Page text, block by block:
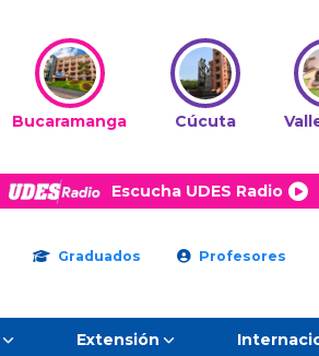
Bucaramanga Cúcuta
Escucha UDES Radio
Graduados Profesores
Extensión